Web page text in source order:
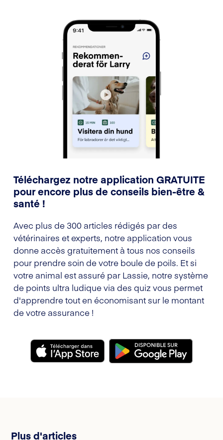
Téléchargez notre application GRATUITE
pour encore plus de conseils bien-être &
santé !
Avec plus de 300 articles rédigés par des
vétérinaires et experts, notre application vous
donne accès gratuitement à tous nos conseils
pour prendre soin de votre boule de poils. Et si
votre animal est assuré par Lassie, notre système
de points ultra ludique via des quiz vous permet
d'apprendre tout en économisant sur le montant
de votre assurance !
Plus d'articles